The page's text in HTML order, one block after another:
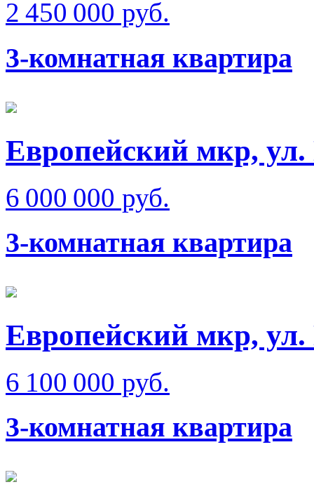
2 450 000 руб.
3-комнатная квартира
Европейский мкр, ул.
6 000 000 руб.
3-комнатная квартира
Европейский мкр, ул.
6 100 000 руб.
3-комнатная квартира